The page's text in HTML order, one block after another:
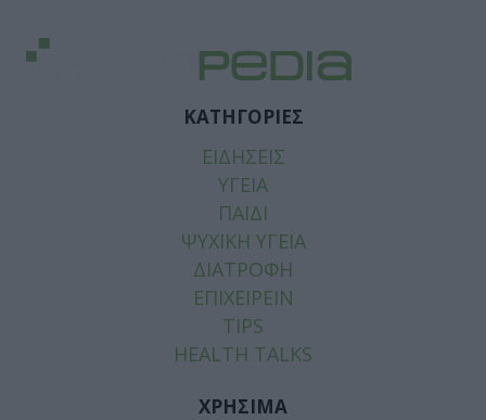
ΚΑΤΗΓΟΡΙΕΣ
ΕΙΔΗΣΕΙΣ
ΥΓΕΙΑ
ΠΑΙΔΙ
ΨΥΧΙΚΗ ΥΓΕΙΑ
ΔΙΑΤΡΟΦΗ
ΕΠΙΧΕΙΡΕΙΝ
TIPS
HEALTH TALKS
ΧΡΗΣΙΜΑ